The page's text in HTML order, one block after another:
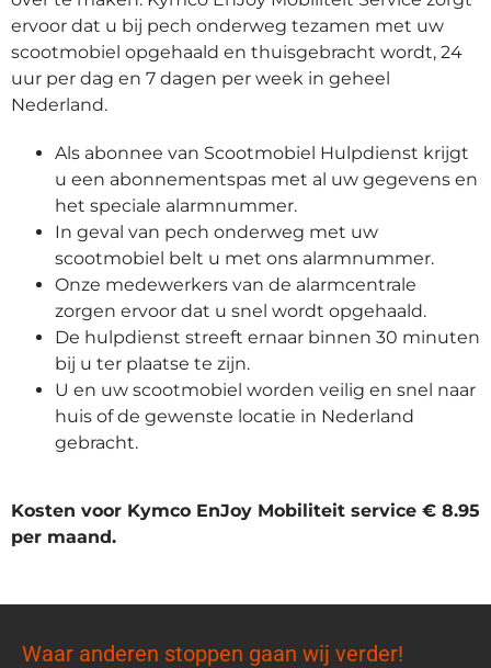
ervoor dat u bij pech onderweg tezamen met uw
scootmobiel opgehaald en thuisgebracht wordt, 24
uur per dag en 7 dagen per week in geheel
Nederland.
Als abonnee van Scootmobiel Hulpdienst krijgt
u een abonnementspas met al uw gegevens en
het speciale alarmnummer.
In geval van pech onderweg met uw
scootmobiel belt u met ons alarmnummer.
Onze medewerkers van de alarmcentrale
zorgen ervoor dat u snel wordt opgehaald.
De hulpdienst streeft ernaar binnen 30 minuten
bij u ter plaatse te zijn.
U en uw scootmobiel worden veilig en snel naar
huis of de gewenste locatie in Nederland
gebracht.
Kosten voor Kymco EnJoy Mobiliteit service € 8.95
per maand.
Waar anderen stoppen gaan wij verder!